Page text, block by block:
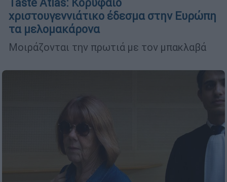
Taste Atlas: Κορυφαίο
χριστουγεννιάτικο έδεσμα στην Ευρώπη
τα μελομακάρονα
Μοιράζονται την πρωτιά με τον μπακλαβά